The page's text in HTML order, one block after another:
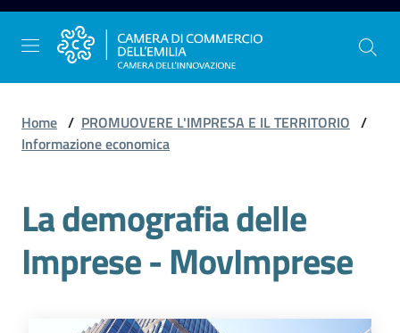
Vai al contenuto
Vai alla navigazione
Vai al footer
Camera
dell'Emilia
Home / PROMUOVERE L'IMPRESA E IL TERRITORIO /
Informazione economica
La demografia delle
Imprese - MovImprese